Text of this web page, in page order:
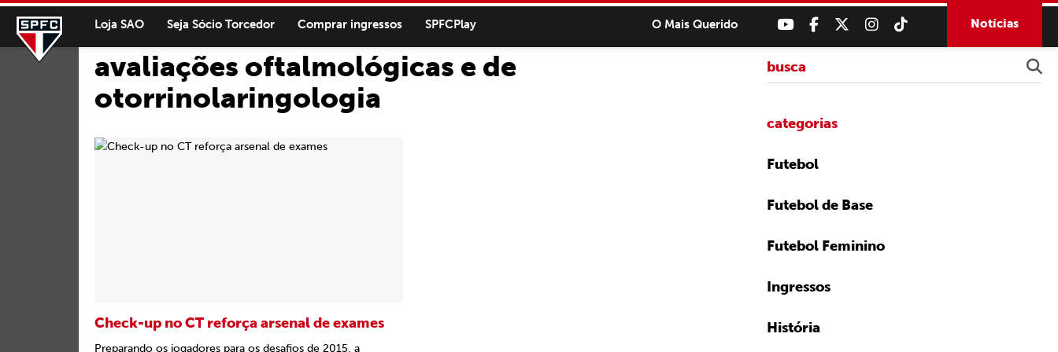
Loja SAO Seja Sócio Torcedor Comprar ingressos SPFCPlay O Mais Querido Notícias
avaliações oftalmológicas e de
otorrinolaringologia
Check-up no CT reforça arsenal de exames
Preparando os jogadores para os desafios de 2015, a
categorias
Futebol
Futebol de Base
Futebol Feminino
Ingressos
História